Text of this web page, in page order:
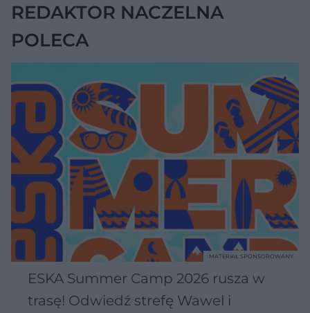
REDAKTOR NACZELNA
POLECA
ESKA Summer Camp 2026 rusza w
trasę! Odwiedź strefę Wawel i
MATERIAŁ SPONSOROWANY